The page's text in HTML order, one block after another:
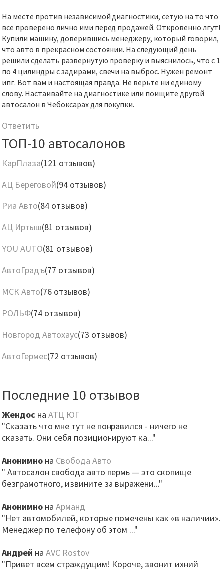
На месте против независимой диагностики, сетую на то что
все проверено лично ими перед продажей. Откровенно лгут!
Купили машину, доверившись менеджеру, который говорил,
что авто в прекрасном состоянии. На следующий день
решили сделать развернутую проверку и выяснилось, что с 1
по 4 цилиндры с задирами, свечи на выброс. Нужен ремонт
ипг. Вот вам и настоящая правда. Не верьте ни единому
слову. Настаивайте на диагностике или поищите другой
автосалон в Чебоксарах для покупки.
Ответить
ТОП-10 автосалонов
КарПлаза(121 отзывов)
АЦ Береговой(94 отзывов)
Риа Авто(84 отзывов)
АЦ Иртыш(81 отзывов)
YOU AUTO(81 отзывов)
АвтоГрадъ(77 отзывов)
МСК Авто(76 отзывов)
РОЛЬФ(74 отзывов)
Новгород Автохаус(73 отзывов)
АвтоГермес(72 отзывов)
Последние 10 отзывов
Жендос наАТЦ ЮГ
"Сказать что мне тут не понравился - ничего не
сказать. Они себя позиционируют ка..."
Анонимно на Свобода Авто
" Автосалон свобода авто пермь — это скопище
безграмотного, извините за выражени..."
Анонимно наАрманд
"Нет автомобилей, которые помечены как «в наличии».
Менеджер по телефону об этом ..."
Андрей наAVC Rostov
"Привет всем страждущим! Короче, звонит ихний